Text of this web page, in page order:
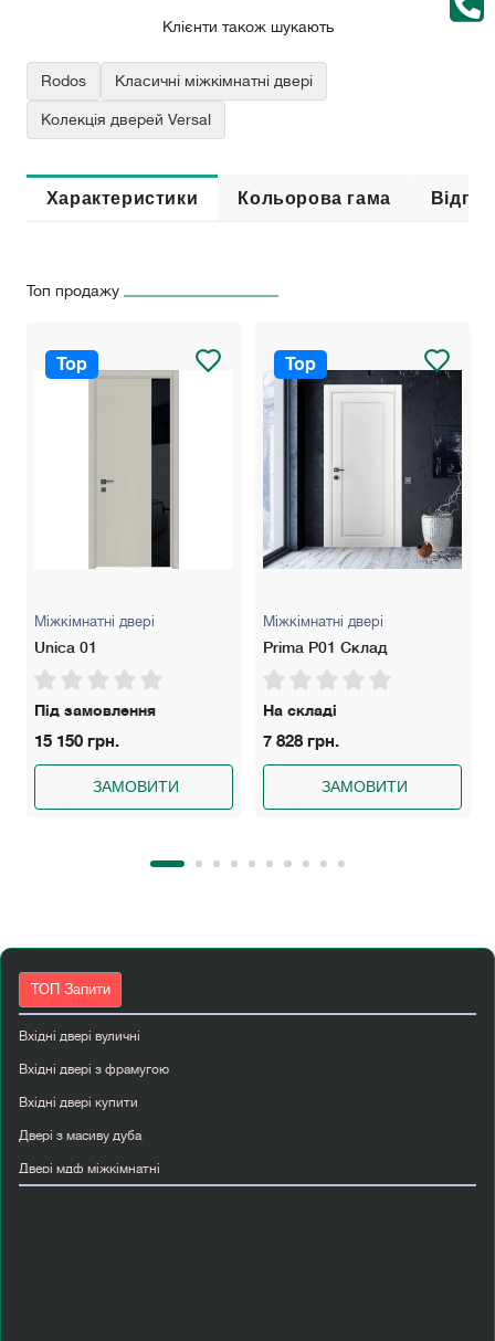
Клієнти також шукають
Rodos Класичні міжкімнатні двері
Колекція дверей Versal
Характеристики Кольорова гама
Топ продажу
Top
Міжкімнатні двері
Unica 01
Під замовлення
15 150 грн.
ЗАМОВИТИ
Top
Міжкімнатні двері
Prima P01 Склад
На складі
7 828 грн.
ЗАМОВИТИ
ТОП Запити
Вхідні двері вуличні
Вхідні двері з фрамугою
Вхідні двері купити
Двері з масиву дуба
Двері мдф міжкімнатні